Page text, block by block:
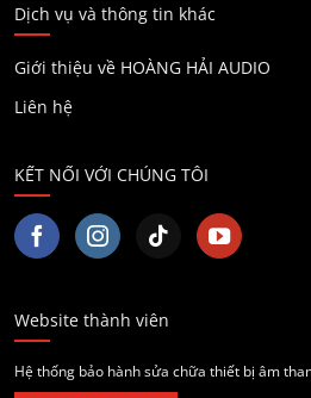
Dịch vụ và thông tin khác
Giới thiệu về HOÀNG HẢI AUDIO
Liên hệ
KẾT NỐI VỚI CHÚNG TÔI
Website thành viên
Hệ thống bảo hành sửa chữa thiết bị âm